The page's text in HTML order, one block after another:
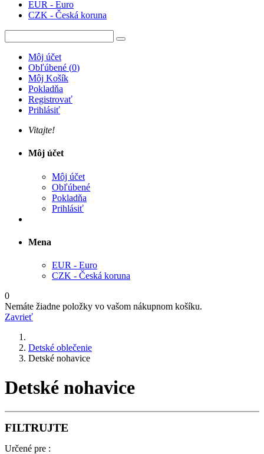
EUR - Euro
CZK - Česká koruna
Môj účet
Obľúbené (0)
Môj Košík
Pokladňa
Registrovať
Prihlásiť
Vitajte!
Môj účet
Môj účet
Obľúbené
Pokladňa
Prihlásiť
Mena
EUR - Euro
CZK - Česká koruna
0
Nemáte žiadne položky vo vašom nákupnom košíku.
Zavrieť
Detské oblečenie
Detské nohavice
Detské nohavice
FILTRUJTE
Určené pre :